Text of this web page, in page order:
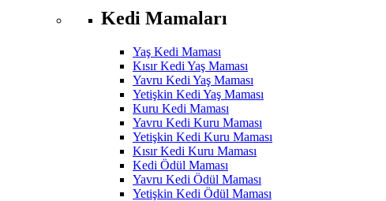
Kedi Mamaları
Yaş Kedi Maması
Kısır Kedi Yaş Maması
Yavru Kedi Yaş Maması
Yetişkin Kedi Yaş Maması
Kuru Kedi Maması
Yavru Kedi Kuru Maması
Yetişkin Kedi Kuru Maması
Kısır Kedi Kuru Maması
Kedi Ödül Maması
Yavru Kedi Ödül Maması
Yetişkin Kedi Ödül Maması